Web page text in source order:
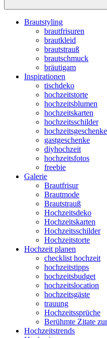
Brautstyling
brautfrisuren
brautkleid
brautstrauß
brautschmuck
bräutigam
Inspirationen
tischdeko
hochzeitstorte
hochzeitsblumen
hochzeitskarten
hochzeitsschilder
hochzeitsgeschenke
gastgeschenke
diyhochzeit
hochzeitsfotos
freebie
Galerie
Brautfrisur
Brautmode
Brautstrauß
Hochzeitsdeko
Hochzeitskarten
Hochzeitsschilder
Hochzeitstorte
Hochzeit planen
checklist hochzeit
hochzeitstipps
hochzeitsbudget
hochzeitslocation
hochzeitsgäste
trauung
Hochzeitssprüche
Berühmte Zitate
Hochzeitstrends